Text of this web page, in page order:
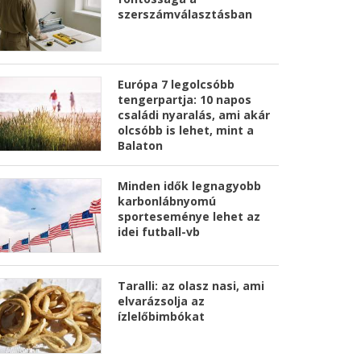
szerszámválasztásban
Európa 7 legolcsóbb
tengerpartja: 10 napos
családi nyaralás, ami akár
olcsóbb is lehet, mint a
Balaton
Minden idők legnagyobb
karbonlábnyomú
sporteseménye lehet az
idei futball-vb
Taralli: az olasz nasi, ami
elvarázsolja az
ízlelőbimbókat